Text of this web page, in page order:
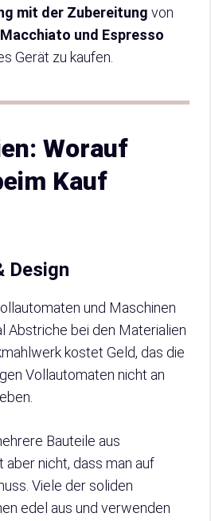
mit der Zubereitung von
und Espresso
Gerät zu kaufen.
Worauf
Kauf
Design
und Maschinen
Abstriche bei den Materialien
kostet Geld, das die
Vollautomaten nicht an
Bauteile aus
nicht, dass man auf
Viele der soliden
edel aus und verwenden